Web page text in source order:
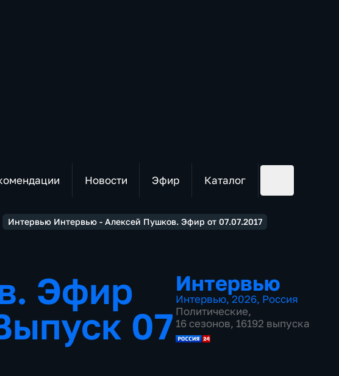
Новости Эфир Каталог
Интервью Интервью - Алексей Пушков. Эфир от 07.07.2017
Эфир
07
Интервью
Интервью, 2026, Россия
Политические,
16 сезонов, 16192 выпуска